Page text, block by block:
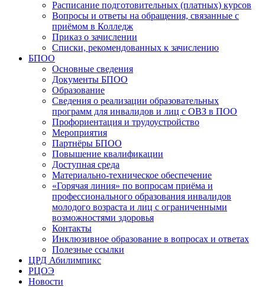
Расписание подготовительных (платных) курсов
Вопросы и ответы на обращения, связанные с
приёмом в Колледж
Приказ о зачислении
Списки, рекомендованных к зачислению
БПОО
Основные сведения
Документы БПОО
Образование
Сведения о реализации образовательных
программ для инвалидов и лиц с ОВЗ в ПОО
Профориентация и трудоустройство
Мероприятия
Партнёры БПОО
Повышение квалификации
Доступная среда
Материально-техническое обеспечение
«Горячая линия» по вопросам приёма и
профессионального образования инвалидов
молодого возраста и лиц с ограниченными
возможностями здоровья
Контакты
Инклюзивное образование в вопросах и ответах
Полезные ссылки
ЦРД Абилимпикс
РЦОЭ
Новости